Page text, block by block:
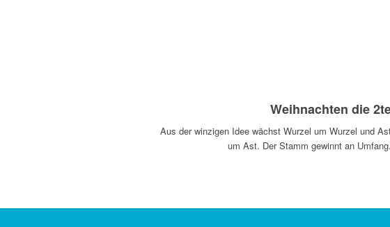
Weihnachten die
Aus der winzigen Idee wächst Wurzel um Wurzel und
um Ast. Der Stamm gewinnt an Umfang.